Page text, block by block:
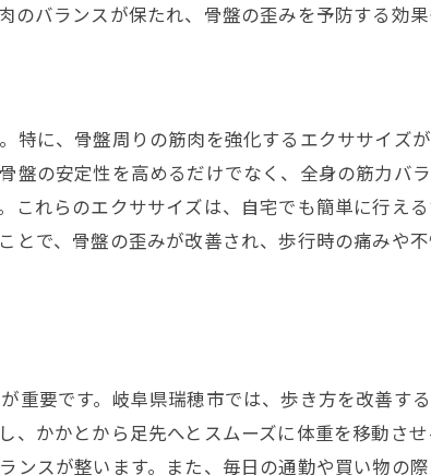
バランスが保たれ、骨盤の歪みを予防する効果
に、骨盤周りの筋肉を強化するエクササイズ
の安定性を高めるだけでなく、全身の筋力バ
れらのエクササイズは、自宅でも簡単に行え
で、骨盤の歪みが改善され、歩行時の痛みや
要です。岐阜県瑞穂市では、歩き方を改善す
かかとから足先へとスムーズに体重を移動さ
スが整います。また、毎日の通勤や買い物の